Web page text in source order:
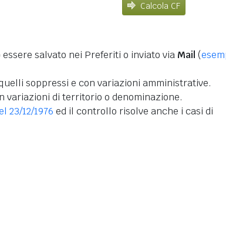
Calcola CF
salvato nei Preferiti o inviato via Mail (
soppressi e con variazioni amministrative.
variazioni di territorio o denominazione.
23/12/1976 ed il controllo risolve anche i casi di